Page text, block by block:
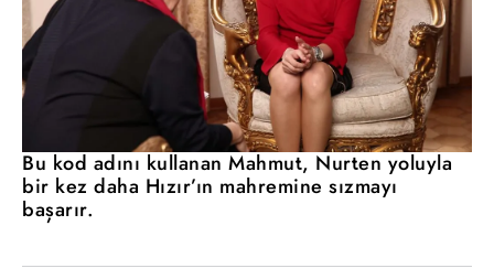
Bu kod adını kullanan Mahmut, Nurten yoluyla
bir kez daha Hızır’ın mahremine sızmayı
başarır.